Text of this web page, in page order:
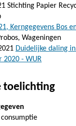
Stichting Papier
Kerngegevens Bos
Wageningen
Duidelijke daling
2020 - WUR
toelichting